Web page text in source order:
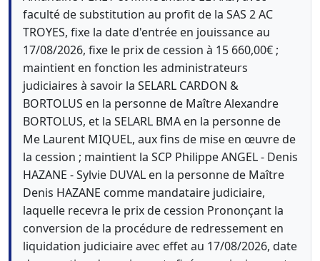
faculté de substitution au profit de la SAS 2 AC
TROYES, fixe la date d'entrée en jouissance au
17/08/2026, fixe le prix de cession à 15 660,00€ ;
maintient en fonction les administrateurs
judiciaires à savoir la SELARL CARDON &
BORTOLUS en la personne de Maître Alexandre
BORTOLUS, et la SELARL BMA en la personne de
Me Laurent MIQUEL, aux fins de mise en œuvre de
la cession ; maintient la SCP Philippe ANGEL - Denis
HAZANE - Sylvie DUVAL en la personne de Maître
Denis HAZANE comme mandataire judiciaire,
laquelle recevra le prix de cession Prononçant la
conversion de la procédure de redressement en
liquidation judiciaire avec effet au 17/08/2026, date